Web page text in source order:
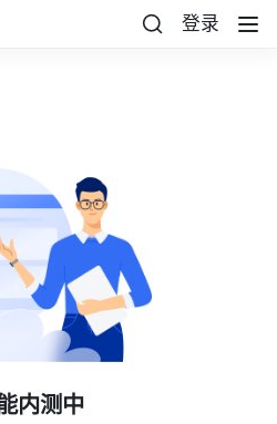
登录
内测中